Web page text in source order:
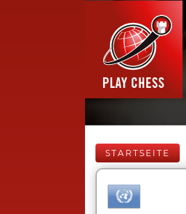
STARTSEITE